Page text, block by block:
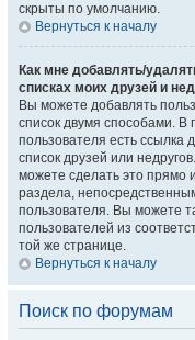
скрыты по умолчанию.
Вернуться к началу
Как мне добавлять/
списках моих друзей и
Вы можете добавлять
список двумя способами. В
пользователя есть ссылка
список друзей или
можете сделать это прямо
раздела,
пользователя. Вы можете
пользователей из
той же странице.
Вернуться к началу
Поиск по форумам